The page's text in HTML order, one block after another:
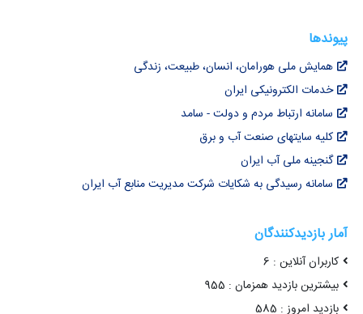
پیوندها
همایش ملی هورامان، انسان، طبیعت، زندگی
خدمات الکترونیکی ایران
سامانه ارتباط مردم و دولت - سامد
کلیه سایتهای صنعت آب و برق
گنجینه ملی آب ایران
سامانه رسیدگی به شکایات شرکت مدیریت منابع آب ایران
آمار بازدیدکنندگان
کاربران آنلاین : 6
بیشترین بازدید همزمان : 955
بازدید امروز : 585